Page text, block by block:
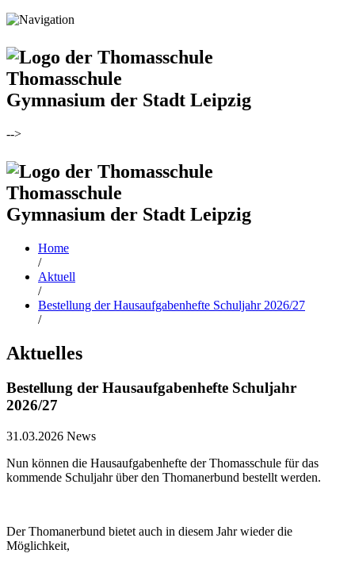
Thomasschule
Gymnasium der Stadt Leipzig
-->
Thomasschule
Gymnasium der Stadt Leipzig
Home
/
Aktuell
/
Bestellung der Hausaufgabenhefte Schuljahr 2026/27
/
Aktuelles
Bestellung der Hausaufgabenhefte Schuljahr
2026/27
31.03.2026 News
Nun können die Hausaufgabenhefte der Thomasschule für das
kommende Schuljahr über den Thomanerbund bestellt werden.
Der Thomanerbund bietet auch in diesem Jahr wieder die
Möglichkeit,